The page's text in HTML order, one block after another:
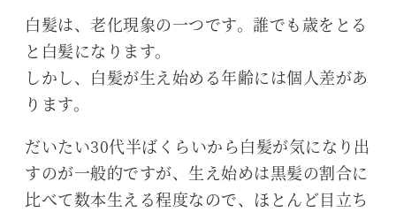
白髪は、老化現象の一つです。誰でも歳をとる
と白髪になります。
しかし、白髪が生え始める年齢には個人差があ
ります。
だいたい30代半ばくらいから白髪が気になり出
すのが一般的ですが、生え始めは黒髪の割合に
比べて数本生える程度なので、ほとんど目立ち